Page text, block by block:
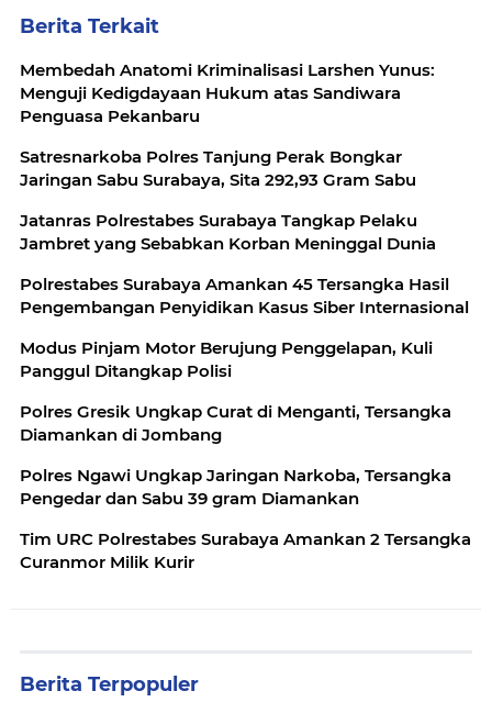
Berita Terkait
Membedah Anatomi Kriminalisasi Larshen Yunus:
Menguji Kedigdayaan Hukum atas Sandiwara
Penguasa Pekanbaru
Satresnarkoba Polres Tanjung Perak Bongkar
Jaringan Sabu Surabaya, Sita 292,93 Gram Sabu
Jatanras Polrestabes Surabaya Tangkap Pelaku
Jambret yang Sebabkan Korban Meninggal Dunia
Polrestabes Surabaya Amankan 45 Tersangka Hasil
Pengembangan Penyidikan Kasus Siber Internasional
Modus Pinjam Motor Berujung Penggelapan, Kuli
Panggul Ditangkap Polisi
Polres Gresik Ungkap Curat di Menganti, Tersangka
Diamankan di Jombang
Polres Ngawi Ungkap Jaringan Narkoba, Tersangka
Pengedar dan Sabu 39 gram Diamankan
Tim URC Polrestabes Surabaya Amankan 2 Tersangka
Curanmor Milik Kurir
Berita Terpopuler